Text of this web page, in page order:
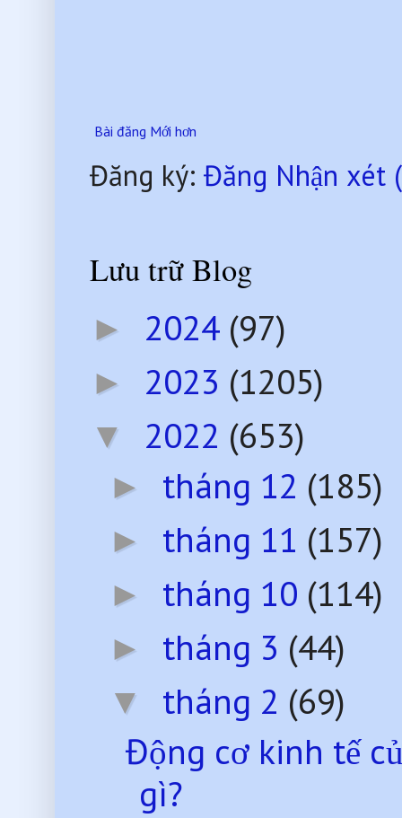
Bài đăng Mới hơn
Đăng ký:Đăng Nhận xét
Lưu trữ Blog
► 2024 (97)
► 2023 (1205)
▼ 2022 (653)
► tháng 12 (185)
► tháng 11 (157)
► tháng 10 (114)
► tháng 3 (44)
▼ tháng 2 (69)
Động cơ kinh tế
gì?